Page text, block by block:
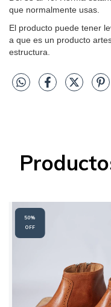
que normalmente usas.
El producto puede tener
a que es un producto
estructura.
50%
OFF